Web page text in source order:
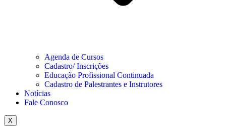
Agenda de Cursos
Cadastro/ Inscrições
Educação Profissional Continuada
Cadastro de Palestrantes e Instrutores
Notícias
Fale Conosco
X